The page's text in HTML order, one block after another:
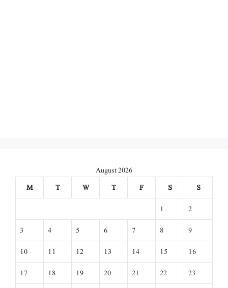
August 2026
M
T W T F S
S
1
2
3
4 5 6 7 8
9
10
11 12 13 14 15
16
17
18 19 20 21 22
23